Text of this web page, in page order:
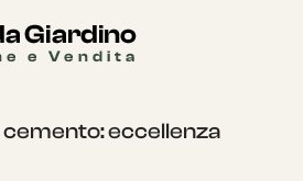
eccellenza